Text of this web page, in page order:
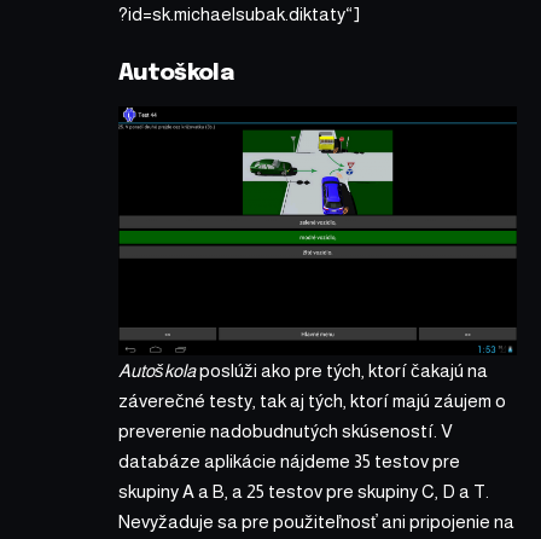
?id=sk.michaelsubak.diktaty“]
Autoškola
Autoškolaposlúži ako pre tých, ktorí čakajú na
záverečné testy, tak aj tých, ktorí majú záujem o
preverenie nadobudnutých skúseností. V
databáze aplikácie nájdeme 35 testov pre
skupiny A a B, a 25 testov pre skupiny C, D a T.
Nevyžaduje sa pre použiteľnosť ani pripojenie na